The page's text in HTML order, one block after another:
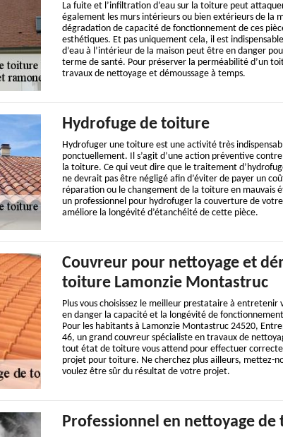
La fuite et l’infiltration d’eau sur la toiture peut
également les murs intérieurs ou bien extérieurs de la
dégradation de capacité de fonctionnement de ces
esthétiques. Et pas uniquement cela, il est
d’eau à l’intérieur de la maison peut être en danger
terme de santé. Pour préserver la perméabilité d’un
travaux de nettoyage et démoussage à temps.
Hydrofuge de toiture
Hydrofuger une toiture est une activité très
ponctuellement. Il s’agit d’une action préventive
la toiture. Ce qui veut dire que le traitement
ne devrait pas être négligé afin d’éviter de payer un
réparation ou le changement de la toiture en mauvais
un professionnel pour hydrofuger la couverture de
améliore la longévité d’étanchéité de cette pièce.
Couvreur pour nettoyage et
toiture Lamonzie Montastruc
Plus vous choisissez le meilleur prestataire à
en danger la capacité et la longévité de
Pour les habitants à Lamonzie Montastruc 24520,
46, un grand couvreur spécialiste en travaux de
tout état de toiture vous attend pour effectuer
projet pour toiture. Ne cherchez plus ailleurs, mettez-
voulez être sûr du résultat de votre projet.
Professionnel en nettoyage de